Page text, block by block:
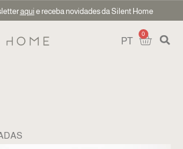
aqui e receba novidades da Silent Home
PT
0